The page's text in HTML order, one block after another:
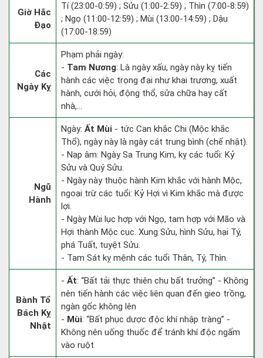
Giờ Hắc
Đạo
Tí (23:00-0:59) ; Sửu (1:00-2:59) ; Thìn (7:00-8:59)
; Ngọ (11:00-12:59) ; Mùi (13:00-14:59) ; Dậu
(17:00-18:59)
Các
Ngày Kỵ
Phạm phải ngày:
- Tam Nương: Là ngày xấu, ngày này kỵ tiến
hành các việc trọng đại như khai trương, xuất
hành, cưới hỏi, động thổ, sửa chữa hay cất
nhà,...
Ngũ
Hành
Ngày: Ất Mùi - tức Can khắc Chi (Mộc khắc
Thổ), ngày này là ngày cát trung bình (chế nhật).
- Nạp âm: Ngày Sa Trung Kim, kỵ các tuổi: Kỷ
Sửu và Quý Sửu.
- Ngày này thuộc hành Kim khắc với hành Mộc,
ngoại trừ các tuổi: Kỷ Hợi vì Kim khắc mà được
lợi.
- Ngày Mùi lục hợp với Ngọ, tam hợp với Mão và
Hợi thành Mộc cục. Xung Sửu, hình Sửu, hại Tý,
phá Tuất, tuyệt Sửu.
- Tam Sát kỵ mệnh các tuổi Thân, Tý, Thìn.
Bành Tổ
Bách Kỵ
Nhật
- Ất: “Bất tải thực thiên chu bất trưởng” - Không
nên tiến hành các việc liên quan đến gieo trồng,
ngàn gốc không lên
- Mùi: “Bất phục dược độc khí nhập tràng” -
Không nên uống thuốc để tránh khí độc ngấm
vào ruột